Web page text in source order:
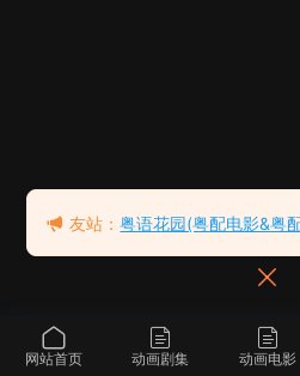
网站首页 动画剧集 动画电影
友站：粤语花园(粤配电影&粤